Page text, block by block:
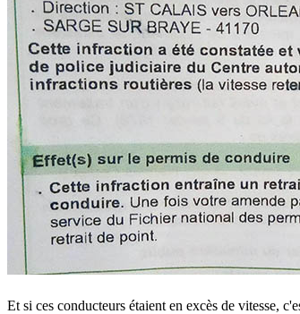
Et si ces conducteurs étaient en excès de vitesse,